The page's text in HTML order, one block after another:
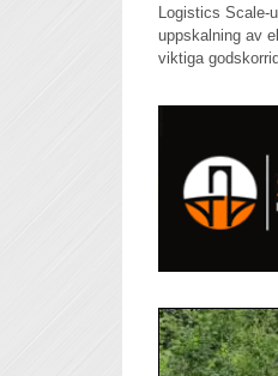
Logistics Scale-
uppskalning av
viktiga